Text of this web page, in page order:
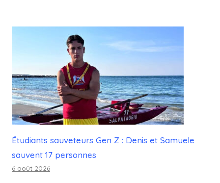
Étudiants sauveteurs Gen Z : Denis et Samuele
sauvent 17 personnes
6 août 2026